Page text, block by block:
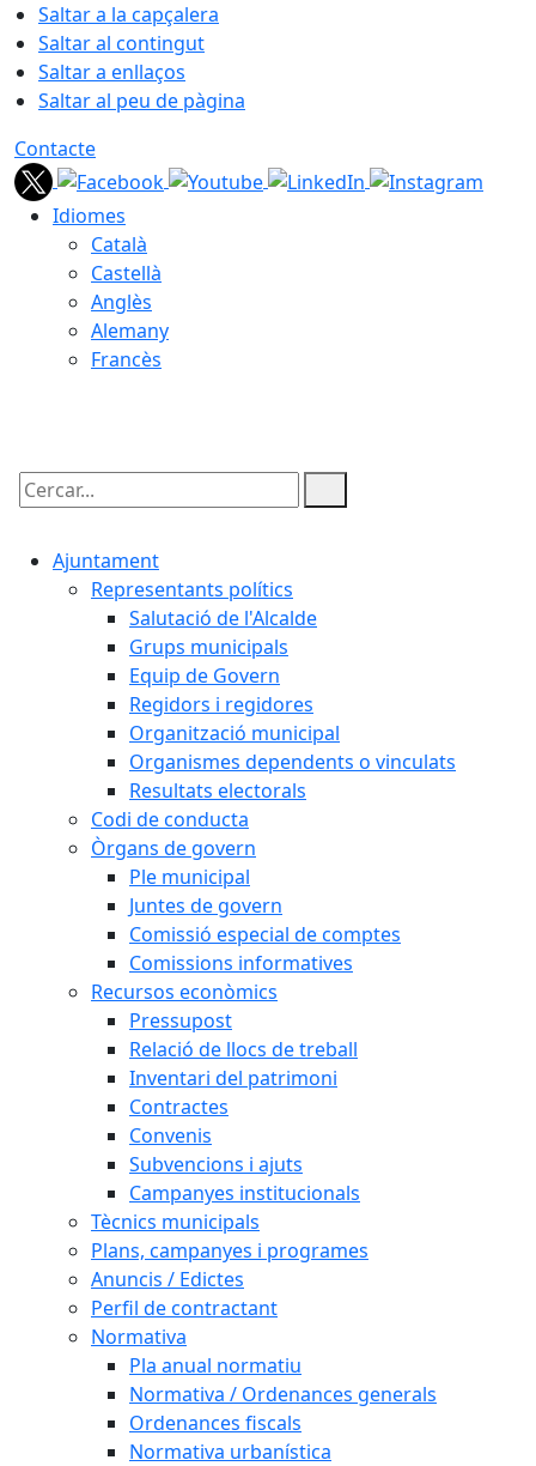
Saltar a la capçalera
Saltar al contingut
Saltar a enllaços
Saltar al peu de pàgina
Contacte
Idiomes
Català
Castellà
Anglès
Alemany
Francès
Cercar:
Ajuntament
Representants polítics
Salutació de l'Alcalde
Grups municipals
Equip de Govern
Regidors i regidores
Organització municipal
Organismes dependents o vinculats
Resultats electorals
Codi de conducta
Òrgans de govern
Ple municipal
Juntes de govern
Comissió especial de comptes
Comissions informatives
Recursos econòmics
Pressupost
Relació de llocs de treball
Inventari del patrimoni
Contractes
Convenis
Subvencions i ajuts
Campanyes institucionals
Tècnics municipals
Plans, campanyes i programes
Anuncis / Edictes
Perfil de contractant
Normativa
Pla anual normatiu
Normativa / Ordenances generals
Ordenances fiscals
Normativa urbanística